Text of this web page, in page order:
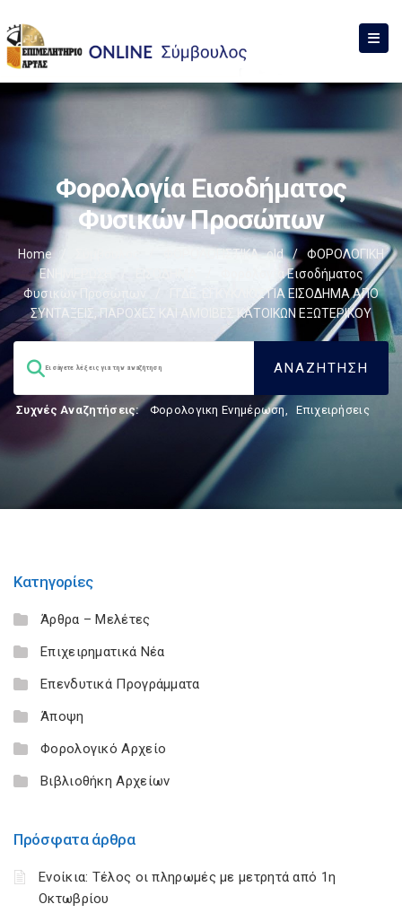
Φορολογία Εισοδήματος
Φυσικών Προσώπων
Home ΦΟΡΟΛΟΓΙΣΤΙΚΑ_old /
ΦΟΡΟΛΟΓΙΚΗ
ΕΝΗΜΕΡΩΣΗ
Φορολογία Εισοδήματος
Φυσικών Προσώπων
ΓΓΔΕ: ΕΓΚΥΚΛΙΟΣ ΓΙΑ ΕΙΣΟΔΗΜΑ ΑΠΟ
ΣΥΝΤΑΞΕΙΣ, ΠΑΡΟΧΕΣ ΚΑΙ ΑΜΟΙΒΕΣ ΚΑΤΟΙΚΩΝ ΕΞΩΤΕΡΙΚΟΥ
Συχνές Αναζητήσεις: Φορολογικη Ενημέρωση, Επιχειρήσεις
Κατηγορίες
Άρθρα – Μελέτες
Επιχειρηματικά Νέα
Επενδυτικά Προγράμματα
Άποψη
Φορολογικό Αρχείο
Βιβλιοθήκη Αρχείων
Πρόσφατα άρθρα
Ενοίκια: Τέλος οι πληρωμές με μετρητά από 1η
Οκτωβρίου